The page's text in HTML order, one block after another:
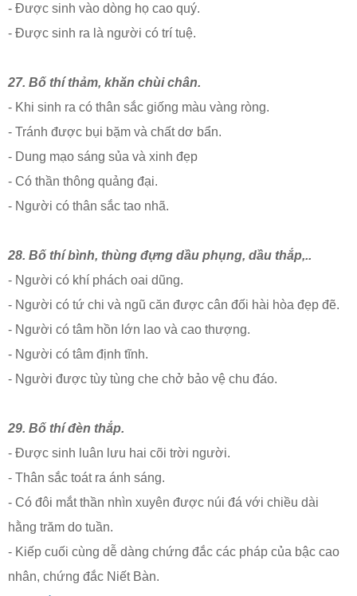
- Được sinh vào dòng họ cao quý.
- Được sinh ra là người có trí tuệ.
27. Bố thí thảm, khăn chùi chân.
- Khi sinh ra có thân sắc giống màu vàng ròng.
- Tránh được bụi bặm và chất dơ bẩn.
- Dung mạo sáng sủa và xinh đẹp
- Có thần thông quảng đại.
- Người có thân sắc tao nhã.
28. Bố thí bình, thùng đựng dầu phụng, dầu thắp,..
- Người có khí phách oai dũng.
- Người có tứ chi và ngũ căn được cân đối hài hòa đẹp đẽ.
- Người có tâm hồn lớn lao và cao thượng.
- Người có tâm định tĩnh.
- Người được tùy tùng che chở bảo vệ chu đáo.
29. Bố thí đèn thắp.
- Được sinh luân lưu hai cõi trời người.
- Thân sắc toát ra ánh sáng.
- Có đôi mắt thần nhìn xuyên được núi đá với chiều dài
hằng trăm do tuần.
- Kiếp cuối cùng dễ dàng chứng đắc các pháp của bậc cao
nhân, chứng đắc Niết Bàn.